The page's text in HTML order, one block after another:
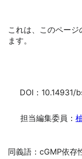
これは、このペー
ます。
DOI： 10.14931/
担当編集委員：
同義語：cGMP依存